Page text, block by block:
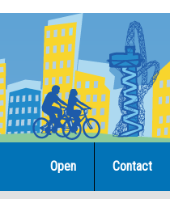
Contact
Open